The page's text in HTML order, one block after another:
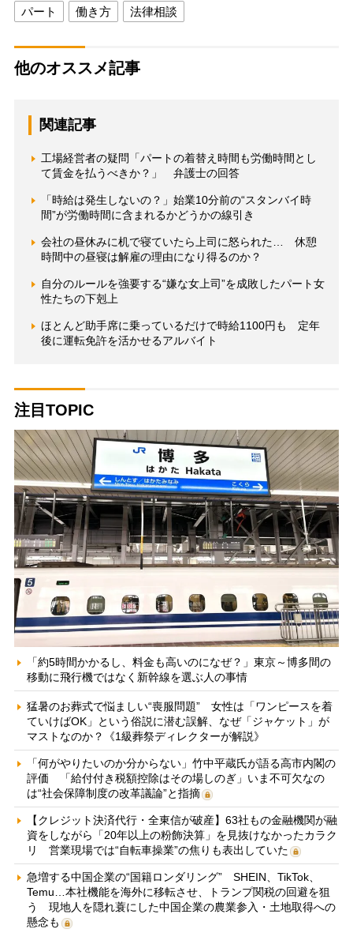
パート 働き方 法律相談
他のオススメ記事
関連記事
工場経営者の疑問「パートの着替え時間も労働時間とし
て賃金を払うべきか？」 弁護士の回答
「時給は発生しないの？」始業10分前の“スタンバイ時
間”が労働時間に含まれるかどうかの線引き
会社の昼休みに机で寝ていたら上司に怒られた… 休憩
時間中の昼寝は解雇の理由になり得るのか？
自分のルールを強要する“嫌な女上司”を成敗したパート女
性たちの下剋上
ほとんど助手席に乗っているだけで時給1100円も 定年
後に運転免許を活かせるアルバイト
注目TOPIC
「約5時間かかるし、料金も高いのになぜ？」東京～博多間の
移動に飛行機ではなく新幹線を選ぶ人の事情
猛暑のお葬式で悩ましい“喪服問題” 女性は「ワンピースを着
ていけばOK」という俗説に潜む誤解、なぜ「ジャケット」が
マストなのか？《1級葬祭ディレクターが解説》
「何がやりたいのか分からない」竹中平蔵氏が語る高市内閣の
評価 「給付付き税額控除はその場しのぎ」いま不可欠なの
は“社会保障制度の改革議論”と指摘
【クレジット決済代行・全東信が破産】63社もの金融機関が融
資をしながら「20年以上の粉飾決算」を見抜けなかったカラク
リ 営業現場では“自転車操業”の焦りも表出していた
急増する中国企業の“国籍ロンダリング” SHEIN、TikTok、
Temu…本社機能を海外に移転させ、トランプ関税の回避を狙
う 現地人を隠れ蓑にした中国企業の農業参入・土地取得への
懸念も